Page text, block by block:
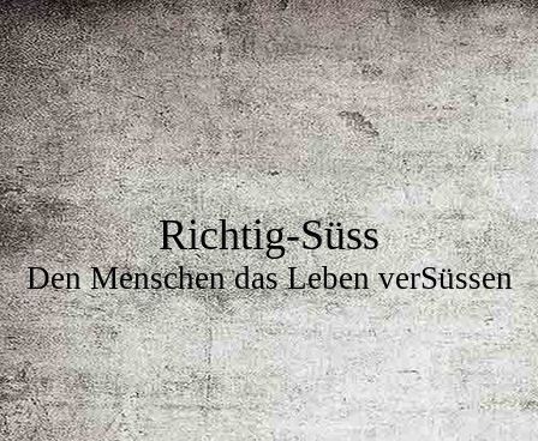
Richtig-Süss
Den Menschen das Leben verSüssen